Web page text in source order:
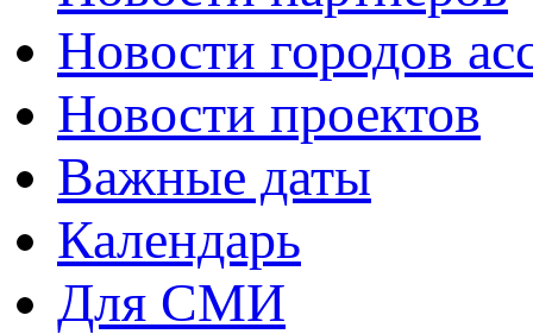
Новости городов
Новости проектов
Важные даты
Календарь
Для СМИ